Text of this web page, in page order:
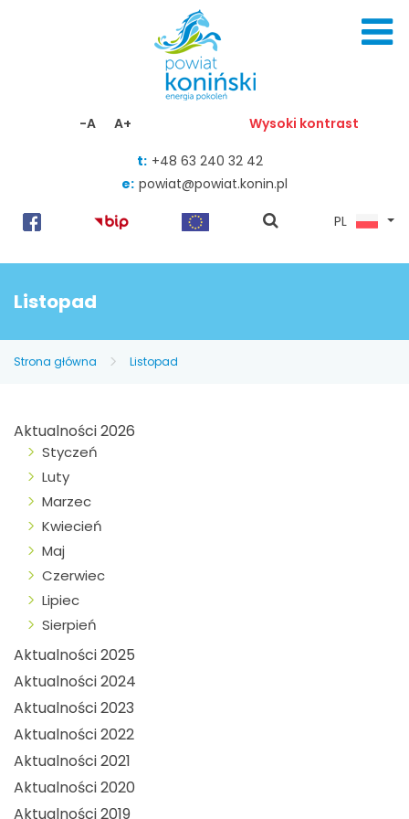
-A A+ Wysoki kontrast
t: +48 63 240 32 42
e: powiat@powiat.konin.pl
pokaż
PL
Listopad
Strona główna Listopad
Aktualności 2026
Styczeń
Luty
Marzec
Kwiecień
Maj
Czerwiec
Lipiec
Sierpień
Aktualności 2025
Aktualności 2024
Aktualności 2023
Aktualności 2022
Aktualności 2021
Aktualności 2020
Aktualności 2019